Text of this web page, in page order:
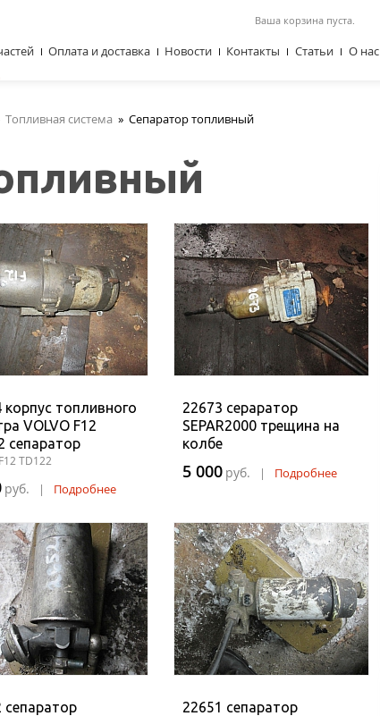
Топливная система » Сепаратор топливный
корпус топливного
VOLVO F12
сепаратор
TD122
руб. | Подробнее
22673 сераратор
SEPAR2000 трещина на
колбе
5 000 руб. | Подробнее
сепаратор
22651 сепаратор
Ваша корзина пуста.
Оплата и доставка Новости Контакты Статьи О нас